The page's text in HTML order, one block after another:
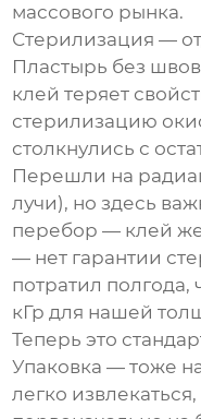
массового рынка.
Стерилизация —
Пластырь без
клей теряет
стерилизацию
столкнулись с
Перешли на
лучи), но здесь
перебор — клей
— нет гарантии
потратил полгода,
кГр для нашей
Теперь это
Упаковка — тоже
легко